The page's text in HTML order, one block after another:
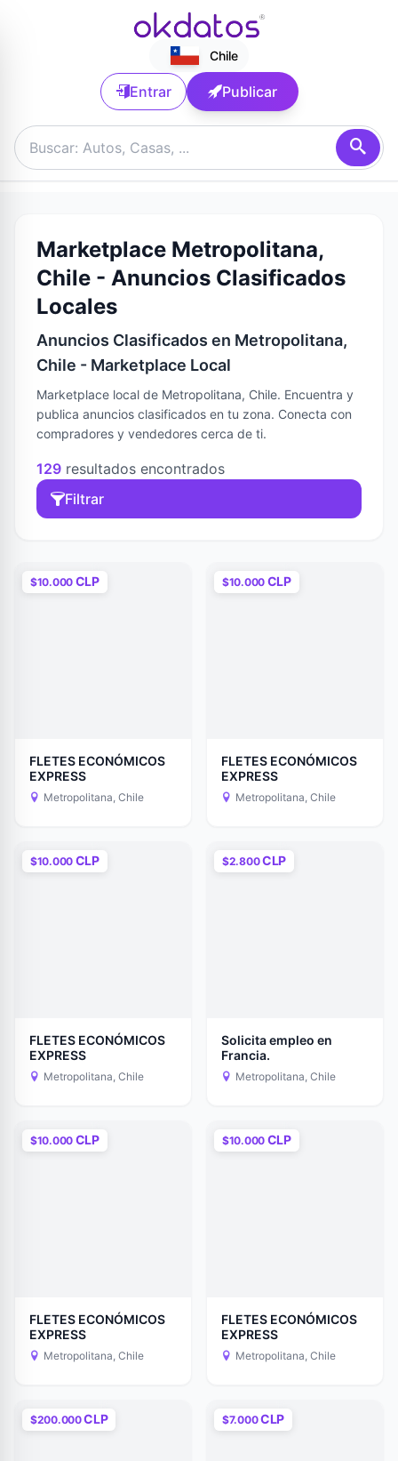
Chile
Entrar Publicar
Marketplace Metropolitana,
Chile - Anuncios Clasificados
Locales
Anuncios Clasificados en Metropolitana,
Chile - Marketplace Local
Marketplace local de Metropolitana, Chile. Encuentra y
publica anuncios clasificados en tu zona. Conecta con
compradores y vendedores cerca de ti.
129 resultados encontrados
Filtrar
$10.000 CLP
FLETES ECONÓMICOS
EXPRESS
Metropolitana, Chile
$10.000 CLP
FLETES ECONÓMICOS
EXPRESS
Metropolitana, Chile
$10.000 CLP
FLETES ECONÓMICOS
EXPRESS
Metropolitana, Chile
$2.800CLP
Solicita empleo en
Francia.
Metropolitana, Chile
$10.000 CLP
FLETES ECONÓMICOS
EXPRESS
Metropolitana, Chile
$10.000 CLP
FLETES ECONÓMICOS
EXPRESS
Metropolitana, Chile
$200.000CLP $7.000CLP